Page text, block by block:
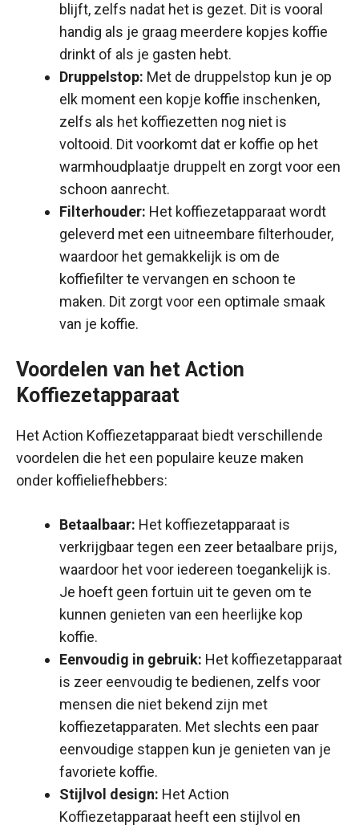
blijft, zelfs nadat het is gezet. Dit is vooral
handig als je graag meerdere kopjes koffie
drinkt of als je gasten hebt.
Druppelstop: Met de druppelstop kun je op
elk moment een kopje koffie inschenken,
zelfs als het koffiezetten nog niet is
voltooid. Dit voorkomt dat er koffie op het
warmhoudplaatje druppelt en zorgt voor een
schoon aanrecht.
Filterhouder: Het koffiezetapparaat wordt
geleverd met een uitneembare filterhouder,
waardoor het gemakkelijk is om de
koffiefilter te vervangen en schoon te
maken. Dit zorgt voor een optimale smaak
van je koffie.
Voordelen van het Action
Koffiezetapparaat
Het Action Koffiezetapparaat biedt verschillende
voordelen die het een populaire keuze maken
onder koffieliefhebbers:
Betaalbaar: Het koffiezetapparaat is
verkrijgbaar tegen een zeer betaalbare prijs,
waardoor het voor iedereen toegankelijk is.
Je hoeft geen fortuin uit te geven om te
kunnen genieten van een heerlijke kop
koffie.
Eenvoudig in gebruik: Het koffiezetapparaat
is zeer eenvoudig te bedienen, zelfs voor
mensen die niet bekend zijn met
koffiezetapparaten. Met slechts een paar
eenvoudige stappen kun je genieten van je
favoriete koffie.
Stijlvol design: Het Action
Koffiezetapparaat heeft een stijlvol en